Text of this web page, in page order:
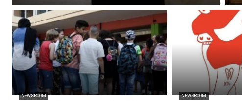
NEWSROOM NEWSROOM